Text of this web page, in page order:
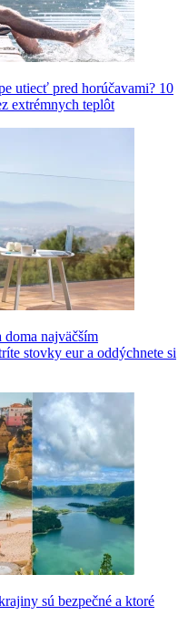
utiecť pred horúčavami? 10
extrémnych teplôt
doma najväčším
stovky eur a oddýchnete si
sú bezpečné a ktoré